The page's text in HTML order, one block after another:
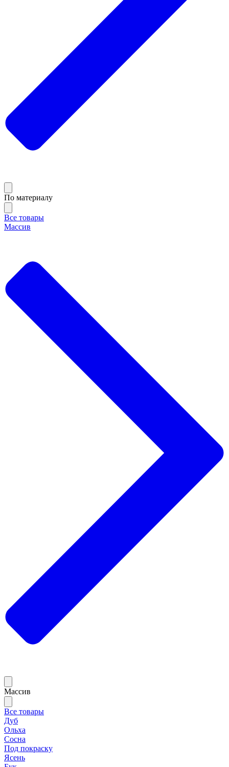
По материалу
Все товары
Массив
Массив
Все товары
Дуб
Ольха
Сосна
Под покраску
Ясень